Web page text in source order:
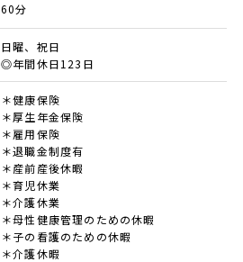
60分
日曜、祝日
◎年間休日123日
＊健康保険
＊厚生年金保険
＊雇用保険
＊退職金制度有
＊産前産後休暇
＊育児休業
＊介護休業
＊母性健康管理のための休暇
＊子の看護のための休暇
＊介護休暇